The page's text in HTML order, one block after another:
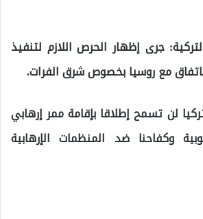
جرى إظهار الحرص اللازم لتنفيذ
مع روسيا بخصوص شرق الفرات.
لن تسمح إطلاقا بإقامة ممر إرهابي
وكفاحنا ضد المنظمات الإرهابية